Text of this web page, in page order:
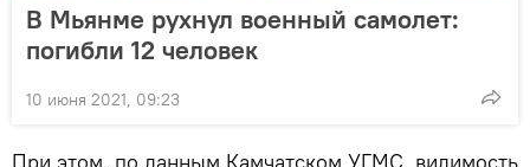
В Мьянме рухнул военный самолет:
погибли 12 человек
10 июня 2021, 09:23
При этом, по данным Камчатском УГМС, видимость